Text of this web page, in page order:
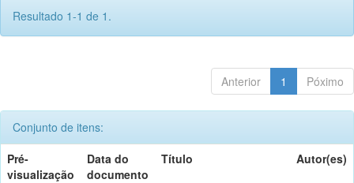
Resultado 1-1 de 1.
Anterior 1 Póximo
Conjunto de itens:
Pré-
visualização
Data do
documento
Título Autor(es)